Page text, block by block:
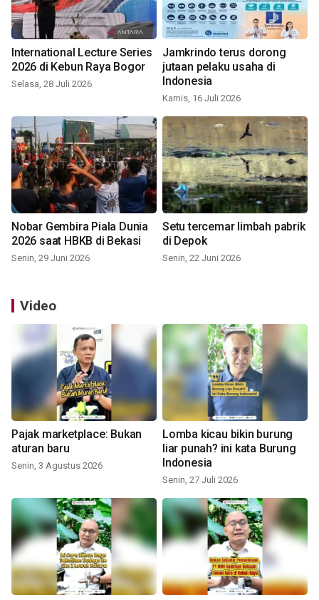
International Lecture Series
2026 di Kebun Raya Bogor
Selasa, 28 Juli 2026
Jamkrindo terus dorong
jutaan pelaku usaha di
Indonesia
Kamis, 16 Juli 2026
Nobar Gembira Piala Dunia
2026 saat HBKB di Bekasi
Senin, 29 Juni 2026
Setu tercemar limbah pabrik
di Depok
Senin, 22 Juni 2026
Video
Pajak marketplace: Bukan
aturan baru
Senin, 3 Agustus 2026
Lomba kicau bikin burung
liar punah? ini kata Burung
Indonesia
Senin, 27 Juli 2026